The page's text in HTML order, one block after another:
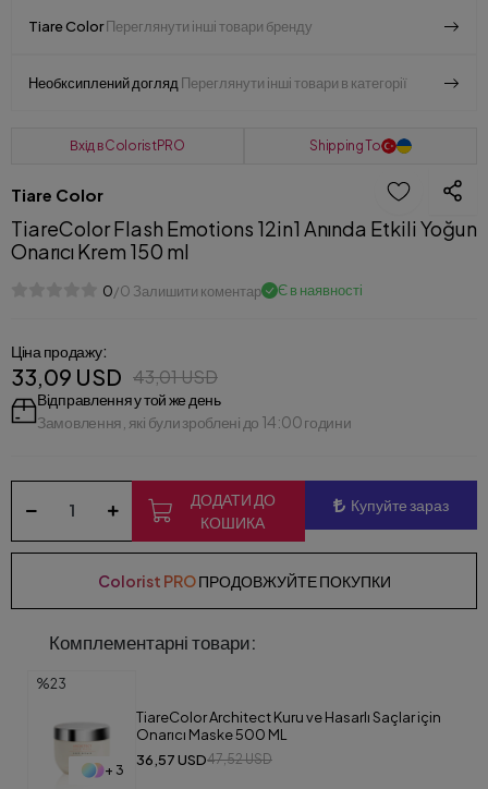
Tiare ColorПереглянути інші товари бренду
Необксиплений догляд Переглянути інші товари в категорії
Вхід в ColoristPRO Shipping To
Tiare Color
TiareColor Flash Emotions 12in1 Anında Etkili Yoğun
Onarıcı Krem 150 ml
0/0 Залишити коментар Є в наявності
Ціна продажу:
33,09 USD 43,01 USD
Відправлення у той же день
Замовлення, які були зроблені до 14:00 години
ДОДАТИ ДО
КОШИКА
Купуйте зараз
Colorist PROПРОДОВЖУЙТЕ ПОКУПКИ
Комплементарні товари:
%23
+ 3
TiareColor Architect Kuru ve Hasarlı Saçlar için
Onarıcı Maske 500 ML
36,57 USD47,52 USD